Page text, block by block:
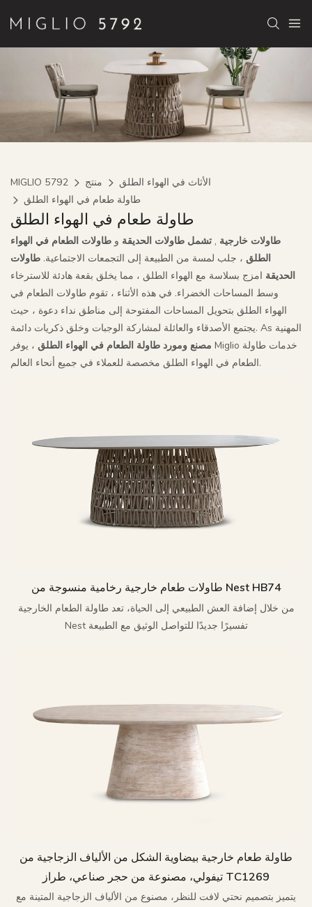
MIGLIO 5792 منتج
الأثاث في الهواء الطلق
طاولة طعام في الهواء الطلق
طاولة طعام في الهواء الطلق
طاولات خارجية , تشمل طاولات الحديقة و طاولات الطعام في الهواء
الطلق ، جلب لمسة من الطبيعة إلى التجمعات الاجتماعية. طاولات
الحديقة امزج بسلاسة مع الهواء الطلق ، مما يخلق بقعة هادئة للاسترخاء
وسط المساحات الخضراء. في هذه الأثناء ، تقوم طاولات الطعام في
الهواء الطلق بتحويل المساحات المفتوحة إلى مناطق نداء دعوة ، حيث
يجتمع الأصدقاء والعائلة لمشاركة الوجبات وخلق ذكريات دائمة. As المهنية
مصنع ومورد طاولة الطعام في الهواء الطلق ، يوفر Miglio خدمات طاولة
الطعام في الهواء الطلق مخصصة للعملاء في جميع أنحاء العالم.
طاولات طعام خارجية رخامية منسوجة من Nest HB74
من خلال إضافة العش الطبيعي إلى الحياة، تعد طاولة الطعام الخارجية
Nest تفسيرًا جديدًا للتواصل الوثيق مع الطبيعة
طاولة طعام خارجية بيضاوية الشكل من الألياف الزجاجية من
تيفولي، مصنوعة من حجر صناعي، طراز TC1269
يتميز بتصميم نحتي لافت للنظر، مصنوع من الألياف الزجاجية المتينة مع